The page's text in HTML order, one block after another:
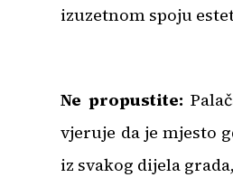
izuzetnom spoju
Ne propustite:
vjeruje da je mjesto
iz svakog dijela